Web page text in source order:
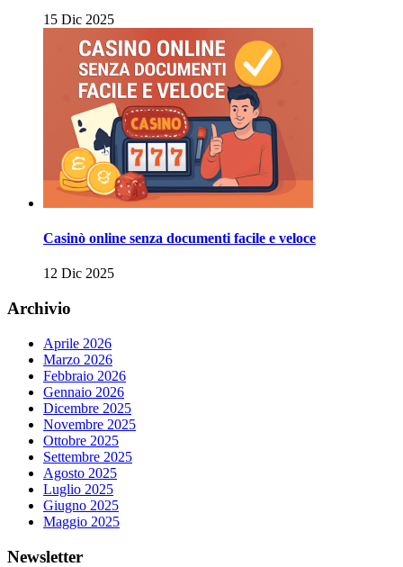
15 Dic 2025
Casinò online senza documenti facile e veloce
12 Dic 2025
Archivio
Aprile 2026
Marzo 2026
Febbraio 2026
Gennaio 2026
Dicembre 2025
Novembre 2025
Ottobre 2025
Settembre 2025
Agosto 2025
Luglio 2025
Giugno 2025
Maggio 2025
Newsletter